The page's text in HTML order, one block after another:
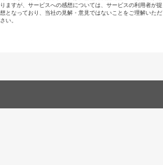
ますが、サービスへの感想については、サービスの利用者が提
となっており、当社の見解・意見ではないことをご理解いただ
い。